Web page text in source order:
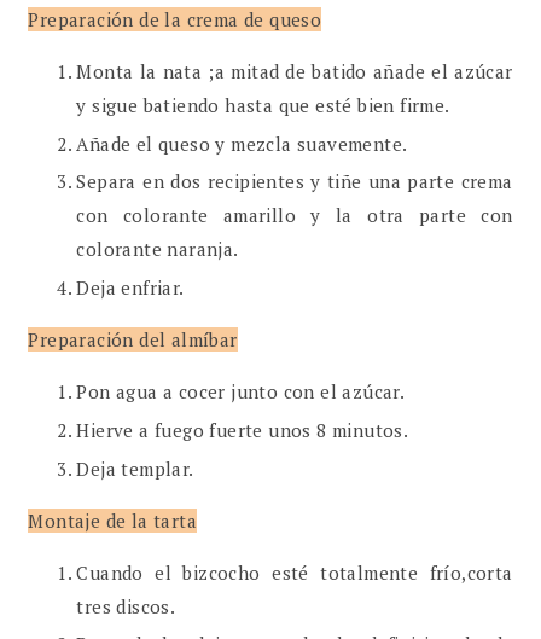
Preparación de la crema de queso
Monta la nata ;a mitad de batido añade el azúcar
y sigue batiendo hasta que esté bien firme.
Añade el queso y mezcla suavemente.
Separa en dos recipientes y tiñe una parte crema
con colorante amarillo y la otra parte con
colorante naranja.
Deja enfriar.
Preparación del almíbar
Pon agua a cocer junto con el azúcar.
Hierve a fuego fuerte unos 8 minutos.
Deja templar.
Montaje de la tarta
Cuando el bizcocho esté totalmente frío,corta
tres discos.